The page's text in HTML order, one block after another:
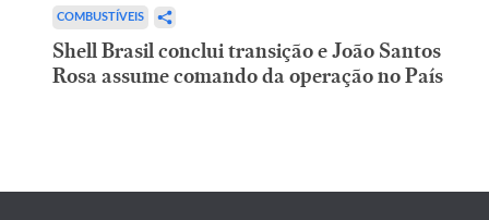
COMBUSTÍVEIS
Shell Brasil conclui transição e João Santos
Rosa assume comando da operação no País